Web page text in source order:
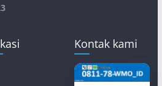
Kontak kami